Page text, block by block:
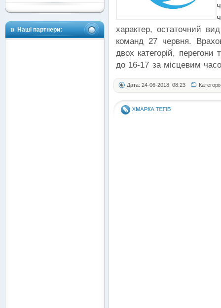
Наші партнери:
характер, остаточний
команд 27 червня.
двох категорій,
до 16-17 за місцевим
Дата: 24-06-2018, 08:23